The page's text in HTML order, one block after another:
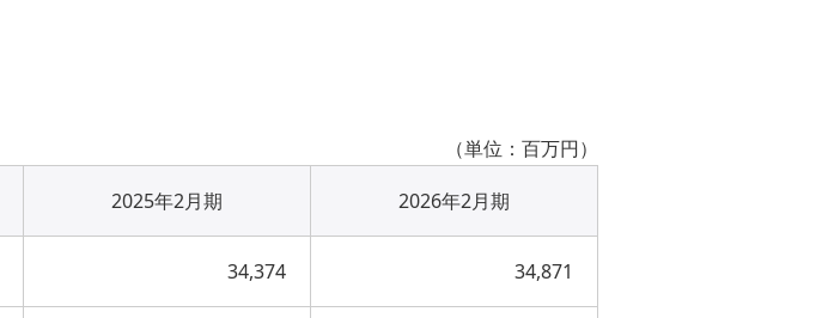
（単位：百万円）
2025年2月期 2026年2月期
34,374 34,871